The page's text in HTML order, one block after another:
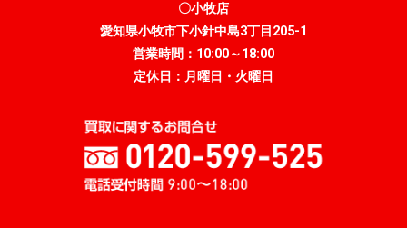
〇小牧店
愛知県小牧市下小針中島3丁目205-1
営業時間：10:00～18:00
定休日：月曜日・火曜日